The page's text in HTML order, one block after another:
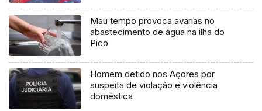
Mau tempo provoca avarias no
abastecimento de água na ilha do
Pico
Homem detido nos Açores por
suspeita de violação e violência
doméstica